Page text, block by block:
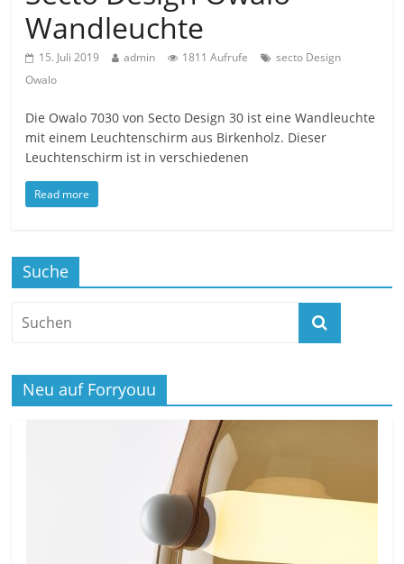
Wandleuchte
15. Juli 2019 admin 1811 Aufrufe
secto Design
Owalo
Die Owalo 7030 von Secto Design 30 ist eine Wandleuchte
mit einem Leuchtenschirm aus Birkenholz. Dieser
Leuchtenschirm ist in verschiedenen
Read more
Suche
Neu auf Forryouu